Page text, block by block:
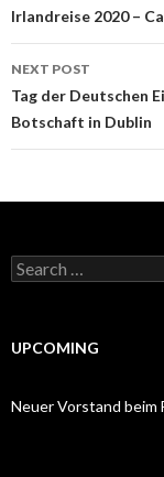
navigation
Irlandreise 2020 –
NEXT POST
Tag der Deutschen
Botschaft in Dublin
Search
for:
UPCOMING
Neuer Vorstand beim